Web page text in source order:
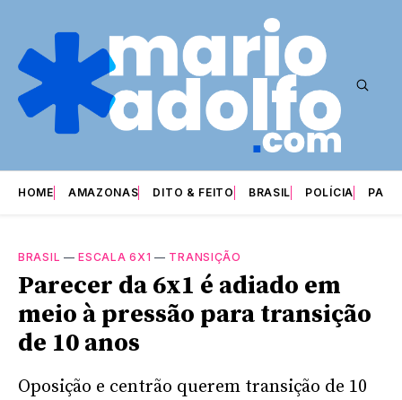
HOME AMAZONAS DITO & FEITO BRASIL POLÍCIA
BRASIL —ESCALA 6X1 — TRANSIÇÃO
Parecer da 6x1 é adiado em
meio à pressão para transição
de 10 anos
Oposição e centrão querem transição de 10